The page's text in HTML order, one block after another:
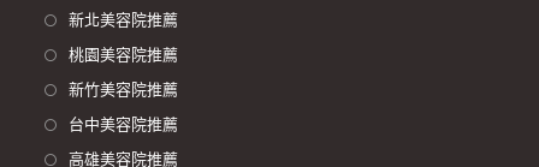
新北美容院推薦
桃園美容院推薦
新竹美容院推薦
台中美容院推薦
高雄美容院推薦